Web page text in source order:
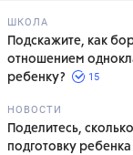
ШКОЛА
Подскажите, как
отношением
ребенку?
15
НОВОСТИ
Поделитесь,
подготовку